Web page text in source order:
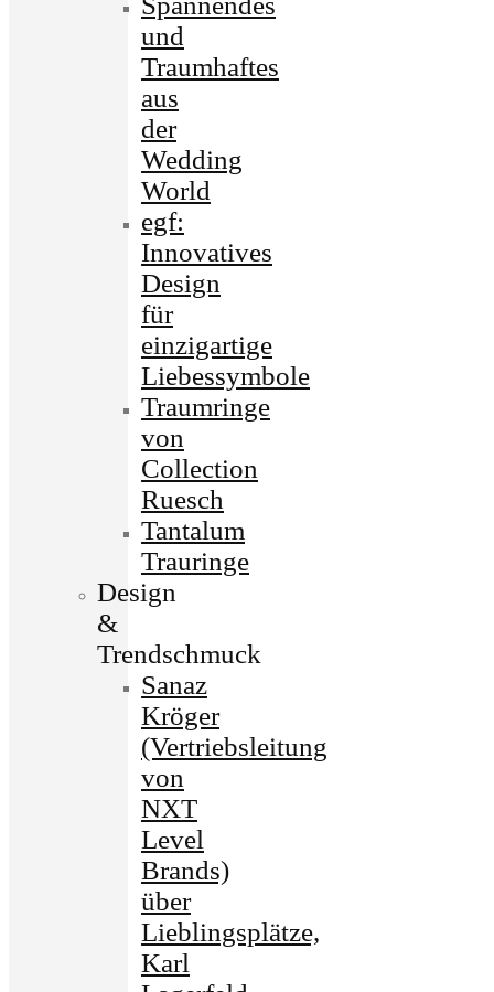
und
Traumhaftes
aus
der
Wedding
World
egf:
Innovatives
Design
für
einzigartige
Liebessymbole
Traumringe
von
Collection
Ruesch
Tantalum
Trauringe
Design
&
Trendschmuck
Sanaz
Kröger
(Vertriebsleitung
von
NXT
Level
Brands)
über
Lieblingsplätze,
Karl